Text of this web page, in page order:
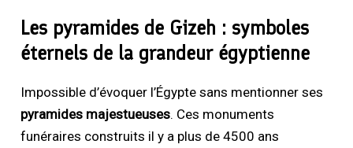
Les pyramides de Gizeh : symboles
éternels de la grandeur égyptienne
Impossible d’évoquer l’Égypte sans mentionner ses
pyramides majestueuses. Ces monuments
funéraires construits il y a plus de 4500 ans